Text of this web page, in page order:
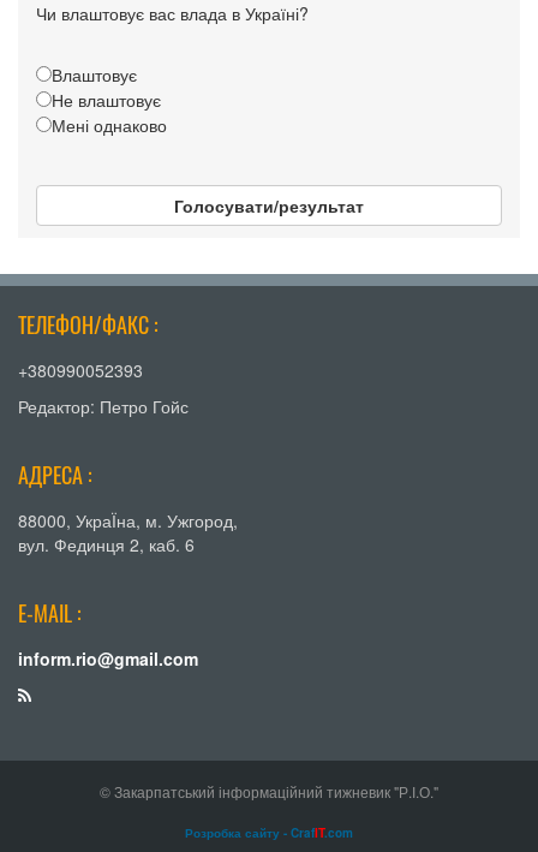
Чи влаштовує вас влада в Україні?
Влаштовує
Не влаштовує
Мені однаково
Голосувати/результат
ТЕЛЕФОН/ФАКС :
+380990052393
Редактор: Петро Гойс
АДРЕСА :
88000, УкраЇна, м. Ужгород,
вул. Фединця 2, каб. 6
E-MAIL :
inform.rio@gmail.com
© Закарпатський інформаційний тижневик "Р.І.О."
Розробка сайту - CrafIT.com